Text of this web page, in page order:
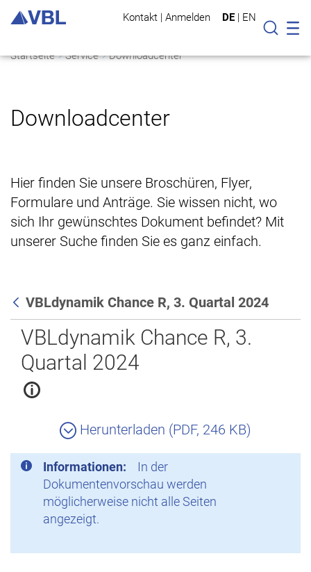
Kontakt | Anmelden DE | EN
Suche
Startseite Service Downloadcenter
Downloadcenter
Hier finden Sie unsere Broschüren, Flyer,
Formulare und Anträge. Sie wissen nicht, wo
sich Ihr gewünschtes Dokument befindet? Mit
unserer Suche finden Sie es ganz einfach.
Zurück
VBLdynamik Chance R, 3. Quartal 2024
VBLdynamik Chance R, 3.
Quartal 2024
Herunterladen (PDF, 246 KB)
Informationen:
In der
Dokumentenvorschau werden
möglicherweise nicht alle Seiten
angezeigt.